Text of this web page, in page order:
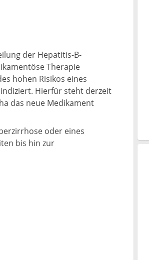
der Hepatitis-B-
Therapie
hohen Risikos eines
Hierfür steht derzeit
das neue Medikament
oder eines
bis hin zur